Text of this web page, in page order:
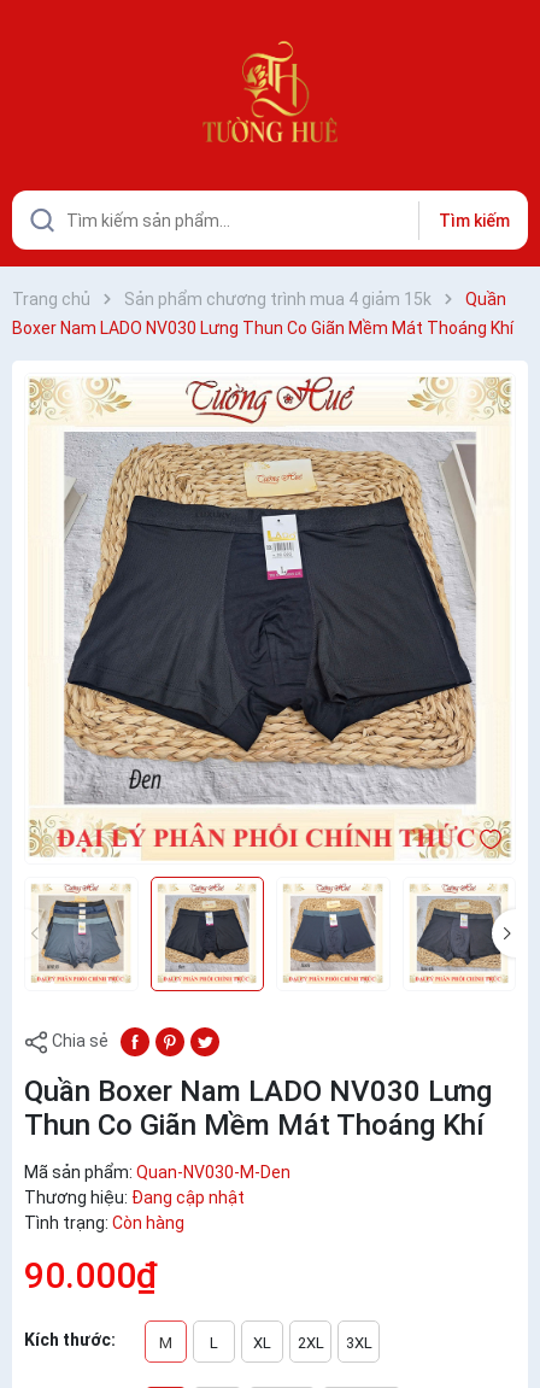
Tìm kiếm
Trang chủ Sản phẩm chương trình mua 4 giảm 15k
Quần
Boxer Nam LADO NV030 Lưng Thun Co Giãn Mềm Mát Thoáng Khí
Chia sẻ
Quần Boxer Nam LADO NV030 Lưng
Thun Co Giãn Mềm Mát Thoáng Khí
Mã sản phẩm: Quan-NV030-M-Den
Thương hiệu: Đang cập nhật
Tình trạng: Còn hàng
90.000₫
Kích thước: M L XL 2XL 3XL